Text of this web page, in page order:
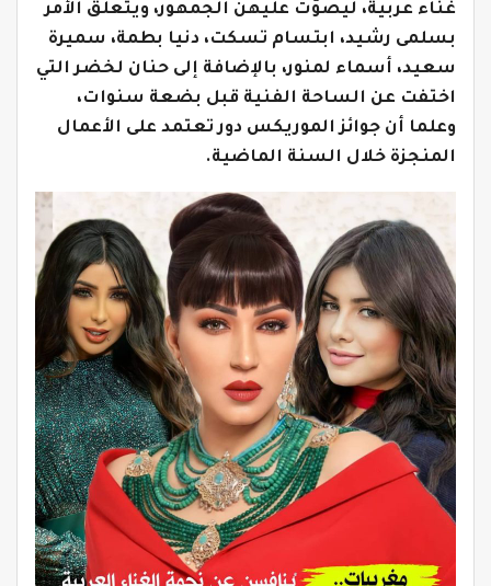
غناء عربية، ليصوّت عليهن الجمهور، ويتعلّق الأمر
بسلمى رشيد، ابتسام تسكت، دنيا بطمة، سميرة
سعيد، أسماء لمنور، بالإضافة إلى حنان لخضر التي
اختفت عن الساحة الفنية قبل بضعة سنوات،
وعلما أن جوائز الموريكس دور تعتمد على الأعمال
المنجزة خلال السنة الماضية.